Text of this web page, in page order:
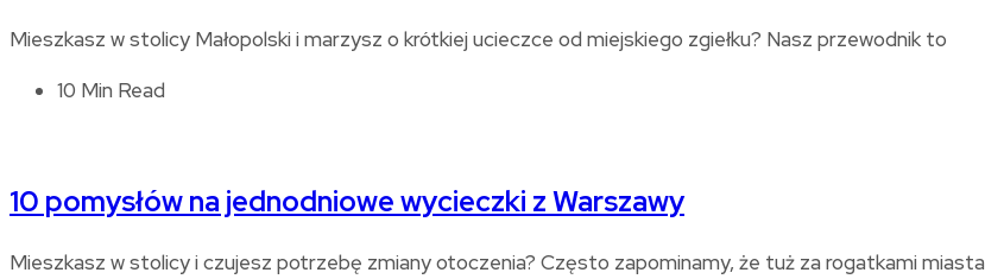
Mieszkasz w stolicy Małopolski i marzysz o krótkiej ucieczce od miejskiego zgiełku? Nasz przewodnik to
10 Min Read
10 pomysłów na jednodniowe wycieczki z Warszawy
Mieszkasz w stolicy i czujesz potrzebę zmiany otoczenia? Często zapominamy, że tuż za rogatkami miasta